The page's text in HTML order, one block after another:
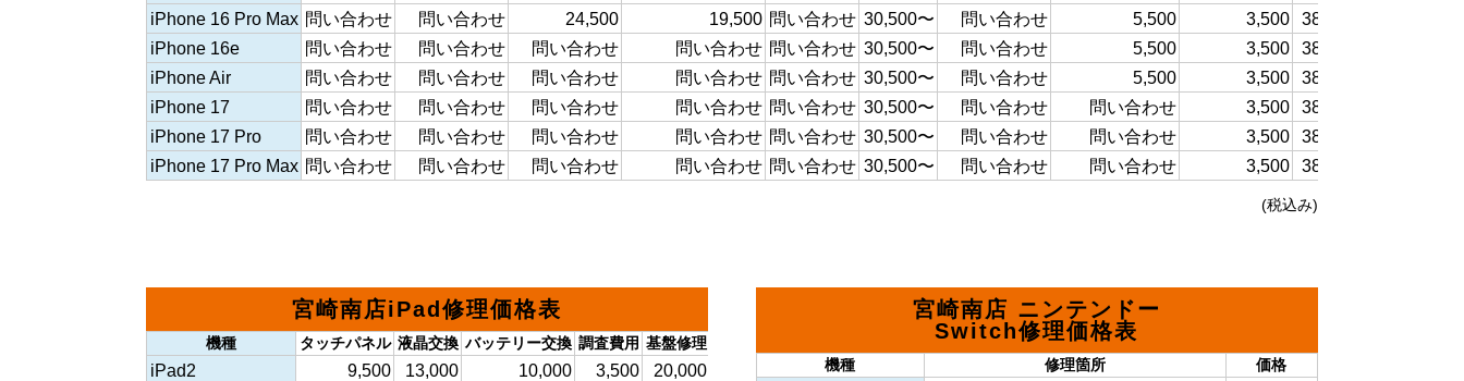
iPhone 16 Pro Max 問い合わせ 問い合わせ 24,500 19,500 問い合わせ 30,500〜 問い合わせ 5,500 3,500
38,500～
iPhone 16e
問い合わせ 問い合わせ 問い合わせ 問い合わせ 問い合わせ 30,500〜 問い合わせ 5,500 3,500
38,500～
iPhone Air
問い合わせ 問い合わせ 問い合わせ 問い合わせ 問い合わせ 30,500〜 問い合わせ 5,500 3,500
38,500～
iPhone 17
問い合わせ 問い合わせ 問い合わせ 問い合わせ 問い合わせ 30,500〜 問い合わせ 問い合わせ 3,500 38,500～
iPhone 17 Pro
問い合わせ 問い合わせ 問い合わせ 問い合わせ 問い合わせ 30,500〜 問い合わせ 問い合わせ 3,500 38,500～
iPhone 17 Pro Max 問い合わせ 問い合わせ 問い合わせ 問い合わせ 問い合わせ 30,500〜 問い合わせ 問い合わせ 3,500 38,500～
(税込み)
宮崎南店iPad修理価格表
機種 タッチパネル 液晶交換 バッテリー交換 調査費用 基盤修理
iPad2 9,500 13,000 10,000 3,500 20,000
12,500
宮崎南店 ニンテンドー
Switch修理価格表
機種 修理箇所 価格